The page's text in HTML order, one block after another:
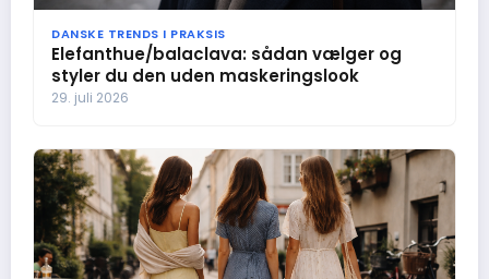
DANSKE TRENDS I PRAKSIS
Elefanthue/balaclava: sådan vælger og
styler du den uden maskeringslook
29. juli 2026